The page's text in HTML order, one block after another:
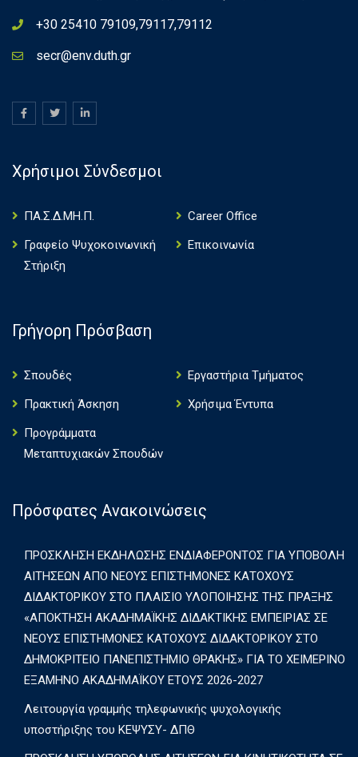
+30 25410 79109,79117,79112
secr@env.duth.gr
Χρήσιμοι Σύνδεσμοι
ΠΑ.Σ.Δ.ΜΗ.Π.
Career Office
Γραφείο Ψυχοκοινωνική
Στήριξη
Επικοινωνία
Γρήγορη Πρόσβαση
Σπουδές
Εργαστήρια Τμήματος
Πρακτική Άσκηση
Χρήσιμα Έντυπα
Πρoγράμματα
Μεταπτυχιακών Σπουδών
Πρόσφατες Ανακοινώσεις
ΠΡΟΣΚΛΗΣΗ ΕΚΔΗΛΩΣΗΣ ΕΝΔΙΑΦΕΡΟΝΤΟΣ ΓΙΑ ΥΠΟΒΟΛΗ
ΑΙΤΗΣΕΩΝ ΑΠΟ ΝΕΟΥΣ ΕΠΙΣΤΗΜΟΝΕΣ ΚΑΤΟΧΟΥΣ
ΔΙΔΑΚΤΟΡΙΚΟΥ ΣΤΟ ΠΛΑΙΣΙΟ ΥΛΟΠΟΙΗΣΗΣ ΤΗΣ ΠΡΑΞΗΣ
«ΑΠΟΚΤΗΣΗ ΑΚΑΔΗΜΑΪΚΗΣ ΔΙΔΑΚΤΙΚΗΣ ΕΜΠΕΙΡΙΑΣ ΣΕ
ΝΕΟΥΣ ΕΠΙΣΤΗΜΟΝΕΣ ΚΑΤΟΧΟΥΣ ΔΙΔΑΚΤΟΡΙΚΟΥ ΣΤΟ
ΔΗΜΟΚΡΙΤΕΙΟ ΠΑΝΕΠΙΣΤΗΜΙΟ ΘΡΑΚΗΣ» ΓΙΑ ΤΟ ΧΕΙΜΕΡΙΝΟ
ΕΞΑΜΗΝΟ ΑΚΑΔΗΜΑΪΚΟΥ ΕΤΟΥΣ 2026-2027
Λειτουργία γραμμής τηλεφωνικής ψυχολογικής
υποστήριξης του ΚΕΨΥΣΥ- ΔΠΘ